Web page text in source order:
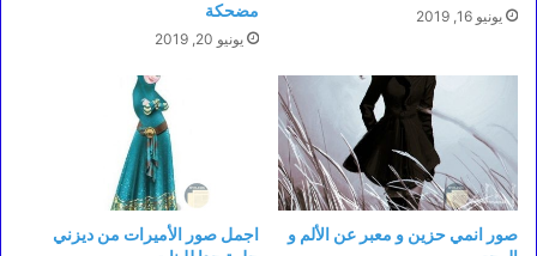
يونيو 16, 2019
مضحكة
يونيو 20, 2019
صور انمي حزين و معبر عن الألم و
اجمل صور الأميرات من ديزني